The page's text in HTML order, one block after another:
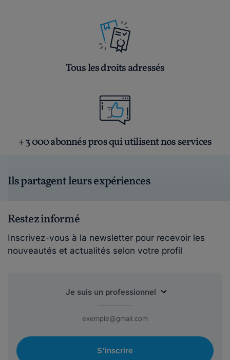
Tous les droits adressés
+ 3 000 abonnés pros qui utilisent nos services
Ils partagent leurs expériences
Restez informé
Inscrivez-vous à la newsletter pour recevoir les
nouveautés et actualités selon votre profil
S'inscrire